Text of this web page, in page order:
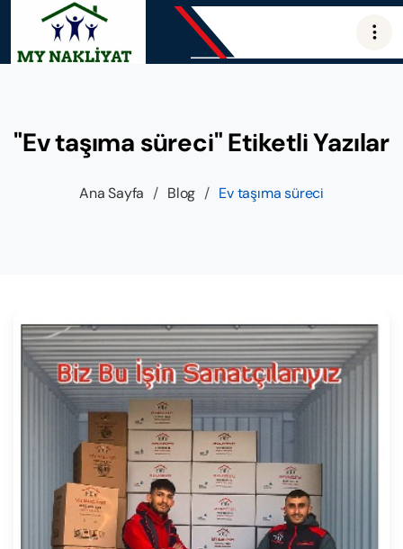
"Ev taşıma süreci" Etiketli Yazılar
Ana Sayfa / Blog / Ev taşıma süreci